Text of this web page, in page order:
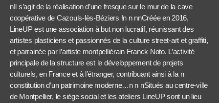
nIl s’agit de la réalisation d’une fresque sur le mur de la cave
coopérative de Cazouls-lès-Béziers !n n nnCréée en 2016,
LineUP est une association à but non lucratif, réunissant des
artistes plasticiens et passionnés de la culture street-art et graffiti,
et parrainée par l’artiste montpelliérain Franck Noto. L’activité
principale de la structure est le développement de projets
culturels, en France et à l’étranger, contribuant ainsi à la n
constitution d’un patrimoine moderne…n n nSitués au centre-ville
de Montpellier, le siège social et les ateliers LineUP sont un lieu